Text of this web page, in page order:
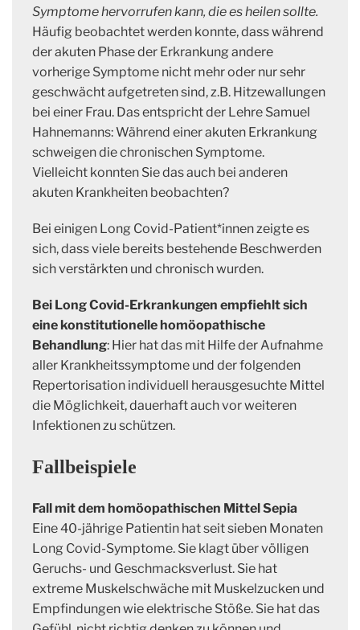
Symptome hervorrufen kann, die es heilen sollte.
Häufig beobachtet werden konnte, dass während
der akuten Phase der Erkrankung andere
vorherige Symptome nicht mehr oder nur sehr
geschwächt aufgetreten sind, z.B. Hitzewallungen
bei einer Frau. Das entspricht der Lehre Samuel
Hahnemanns: Während einer akuten Erkrankung
schweigen die chronischen Symptome.
Vielleicht konnten Sie das auch bei anderen
akuten Krankheiten beobachten?
Bei einigen Long Covid-Patient*innen zeigte es
sich, dass viele bereits bestehende Beschwerden
sich verstärkten und chronisch wurden.
Bei Long Covid-Erkrankungen empfiehlt sich
eine konstitutionelle homöopathische
Behandlung: Hier hat das mit Hilfe der Aufnahme
aller Krankheitssymptome und der folgenden
Repertorisation individuell herausgesuchte Mittel
die Möglichkeit, dauerhaft auch vor weiteren
Infektionen zu schützen.
Fallbeispiele
Fall mit dem homöopathischen Mittel Sepia
Eine 40-jährige Patientin hat seit sieben Monaten
Long Covid-Symptome. Sie klagt über völligen
Geruchs- und Geschmacksverlust. Sie hat
extreme Muskelschwäche mit Muskelzucken und
Empfindungen wie elektrische Stöße. Sie hat das